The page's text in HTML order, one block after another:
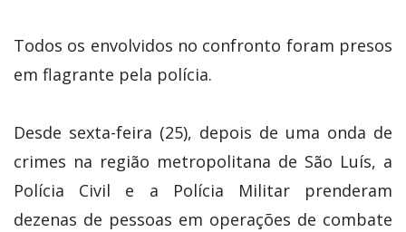
Todos os envolvidos no confronto foram presos
em flagrante pela polícia.
Desde sexta-feira (25), depois de uma onda de
crimes na região metropolitana de São Luís, a
Polícia Civil e a Polícia Militar prenderam
dezenas de pessoas em operações de combate